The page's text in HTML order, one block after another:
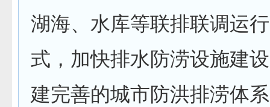
湖海、水库等联排联调运
式，加快排水防涝设施建
建完善的城市防洪排涝体